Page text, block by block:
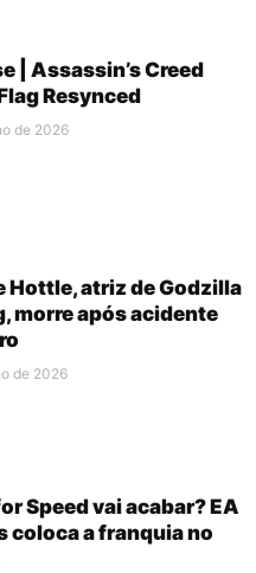
| Assassin’s Creed
Resynced
de 2026
Hottle, atriz de Godzilla
morre após acidente
de 2026
Speed vai acabar? EA
coloca a franquia no